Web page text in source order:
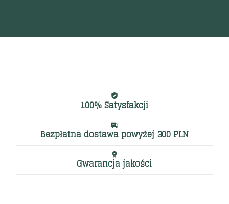
100% Satysfakcji
Bezpłatna dostawa powyżej 300 PLN
Gwarancja jakości